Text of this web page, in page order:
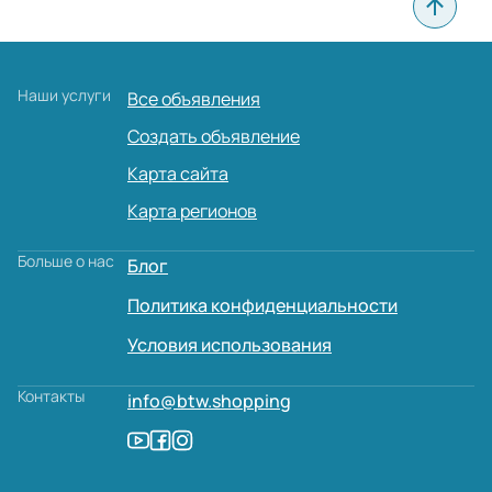
Наши услуги
Все объявления
Создать объявление
Карта сайта
Карта регионов
Больше о нас
Блог
Политика конфиденциальности
Условия использования
Контакты info@btw.shopping